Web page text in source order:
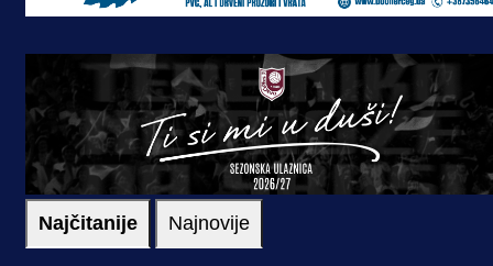
Najčitanije Najnovije